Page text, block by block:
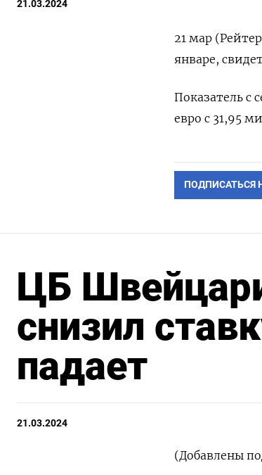
21.03.2024
21 мар
январе,
Показатель с
евро с 31,95
ПОДПИСАТЬСЯ
ЦБ
снизил
падает
21.03.2024
(Добавлены